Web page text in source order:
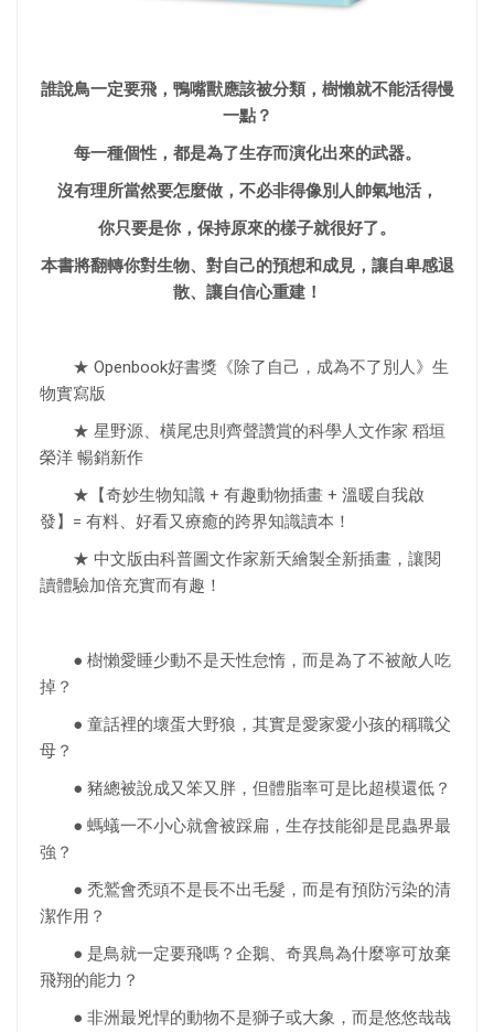
誰說鳥一定要飛，鴨嘴獸應該被分類，樹懶就不能活得慢
一點？
每一種個性，都是為了生存而演化出來的武器。
沒有理所當然要怎麼做，不必非得像別人帥氣地活，
你只要是你，保持原來的樣子就很好了。
本書將翻轉你對生物、對自己的預想和成見，讓自卑感退
散、讓自信心重建！
★ Openbook好書獎《除了自己，成為不了別人》生
物實寫版
★ 星野源、橫尾忠則齊聲讚賞的科學人文作家 稻垣
榮洋 暢銷新作
★【奇妙生物知識 + 有趣動物插畫 + 溫暖自我啟
發】= 有料、好看又療癒的跨界知識讀本！
★ 中文版由科普圖文作家新夭繪製全新插畫，讓閱
讀體驗加倍充實而有趣！
● 樹懶愛睡少動不是天性怠惰，而是為了不被敵人吃
掉？
● 童話裡的壞蛋大野狼，其實是愛家愛小孩的稱職父
母？
● 豬總被說成又笨又胖，但體脂率可是比超模還低？
● 螞蟻一不小心就會被踩扁，生存技能卻是昆蟲界最
強？
● 禿鷲會禿頭不是長不出毛髮，而是有預防污染的清
潔作用？
● 是鳥就一定要飛嗎？企鵝、奇異鳥為什麼寧可放棄
飛翔的能力？
● 非洲最兇悍的動物不是獅子或大象，而是悠悠哉哉